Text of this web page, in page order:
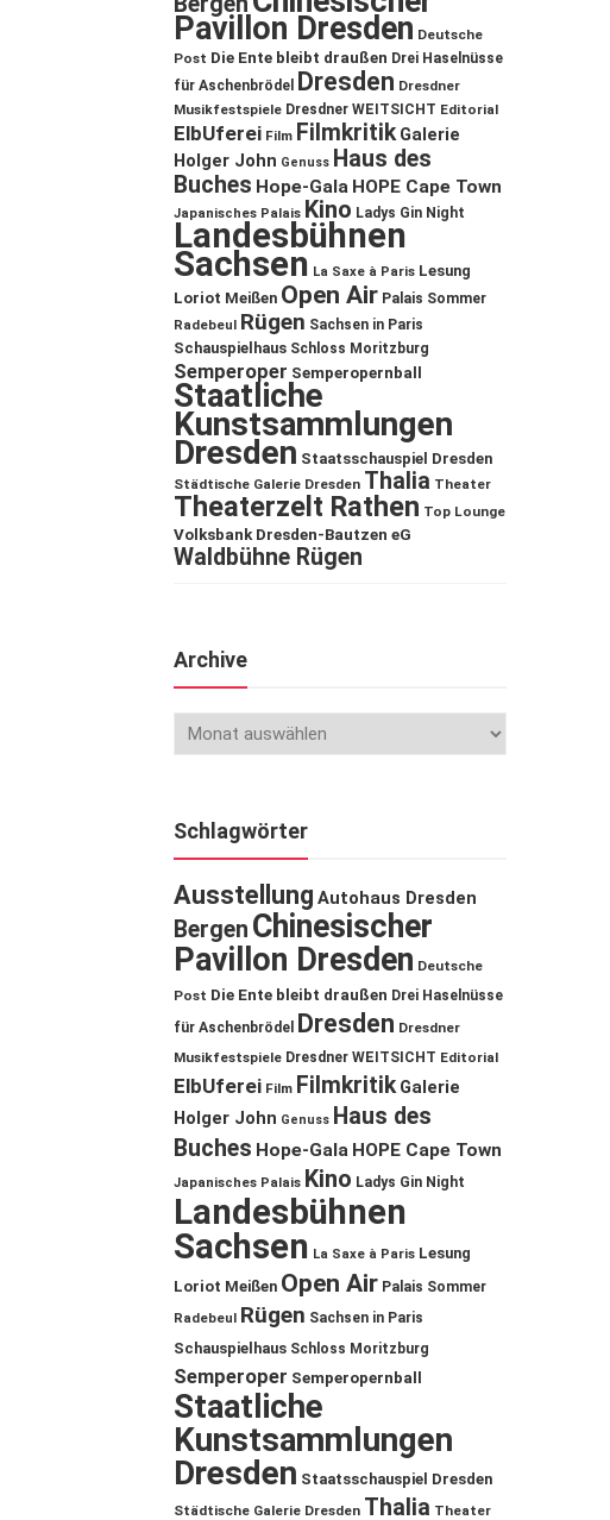
Pavillon Dresden Deutsche
Post Die Ente bleibt draußen Drei Haselnüsse
für Aschenbrödel
Dresden Dresdner
Musikfestspiele Dresdner WEITSICHT Editorial
ElbUferei Film Filmkritik Galerie
Holger John Genuss Haus des
Buches Hope-Gala HOPE Cape Town
Japanisches Palais Kino Ladys Gin Night
Landesbühnen
Sachsen La Saxe à Paris Lesung
Loriot Meißen Open Air Palais Sommer
Radebeul Rügen Sachsen in Paris
Schauspielhaus Schloss Moritzburg
Semperoper Semperopernball
Staatliche
Kunstsammlungen
Dresden Staatsschauspiel Dresden
Städtische Galerie Dresden Thalia Theater
Theaterzelt Rathen Top Lounge
Volksbank Dresden-Bautzen eG
Waldbühne Rügen
Archive
Schlagwörter
Ausstellung Autohaus Dresden
Bergen Chinesischer
Pavillon Dresden Deutsche
Post Die Ente bleibt draußen Drei Haselnüsse
für Aschenbrödel
Dresden Dresdner
Musikfestspiele Dresdner WEITSICHT Editorial
ElbUferei Film Filmkritik Galerie
Holger John Genuss Haus des
Buches Hope-Gala HOPE Cape Town
Japanisches Palais Kino Ladys Gin Night
Landesbühnen
Sachsen La Saxe à Paris Lesung
Loriot Meißen Open Air Palais Sommer
Radebeul Rügen Sachsen in Paris
Schauspielhaus Schloss Moritzburg
Semperoper Semperopernball
Staatliche
Kunstsammlungen
Dresden Staatsschauspiel Dresden
Städtische Galerie Dresden Thalia Theater